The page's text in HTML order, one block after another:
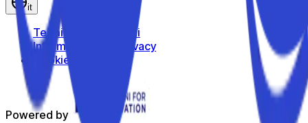
it
Termini e Condizioni
Informativa sulla privacy
Cookie Policy
Powered by